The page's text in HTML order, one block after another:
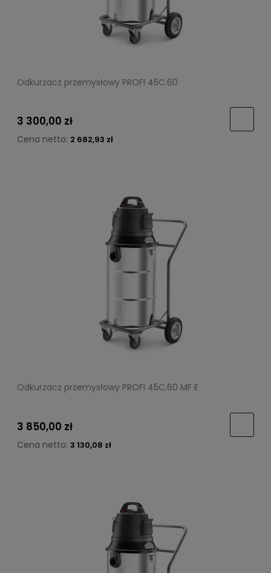
Odkurzacz przemysłowy PROFI 45C.60
3 300,00 zł
Cena netto: 2 682,93 zł
Odkurzacz przemysłowy PROFI 45C.60 MF E
3 850,00 zł
Cena netto: 3 130,08 zł